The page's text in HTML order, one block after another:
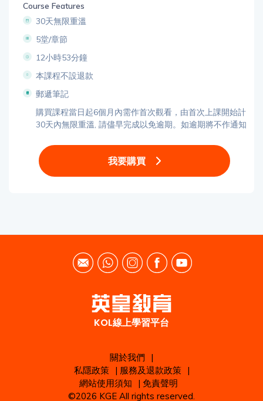
Course Features
30天無限重溫
5堂/章節
12小時53分鐘
本課程不設退款
郵遞筆記
購買課程當日起6個月內需作首次觀看，由首次上課開始計
30天內無限重溫, 請儘早完成以免逾期。如逾期將不作通知
我要購買
KOL線上學習平台
關於我們
|
私隱政策
| 服務及退款政策
|
網站使用須知
| 免責聲明
©2026 KGE All rights reserved.